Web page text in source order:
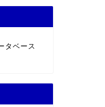
タベース